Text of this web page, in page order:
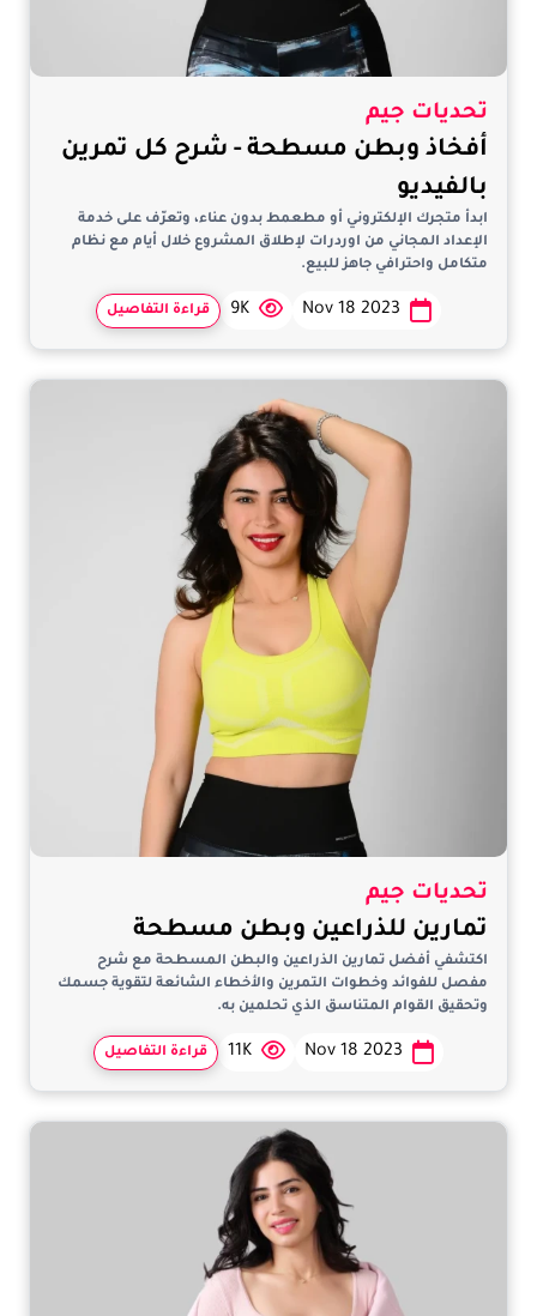
تحديات جيم
أفخاذ وبطن مسطحة - شرح كل تمرين
بالفيديو
ابدأ متجرك الإلكتروني أو مطعمط بدون عناء، وتعرّف على خدمة
الإعداد المجاني من اوردرات لإطلاق المشروع خلال أيام مع نظام
متكامل واحترافي جاهز للبيع.
Nov 18 2023
9K قراءة التفاصيل
تحديات جيم
تمارين للذراعين وبطن مسطحة
اكتشفي أفضل تمارين الذراعين والبطن المسطحة مع شرح
مفصل للفوائد وخطوات التمرين والأخطاء الشائعة لتقوية جسمك
وتحقيق القوام المتناسق الذي تحلمين به.
Nov 18 2023
11K قراءة التفاصيل